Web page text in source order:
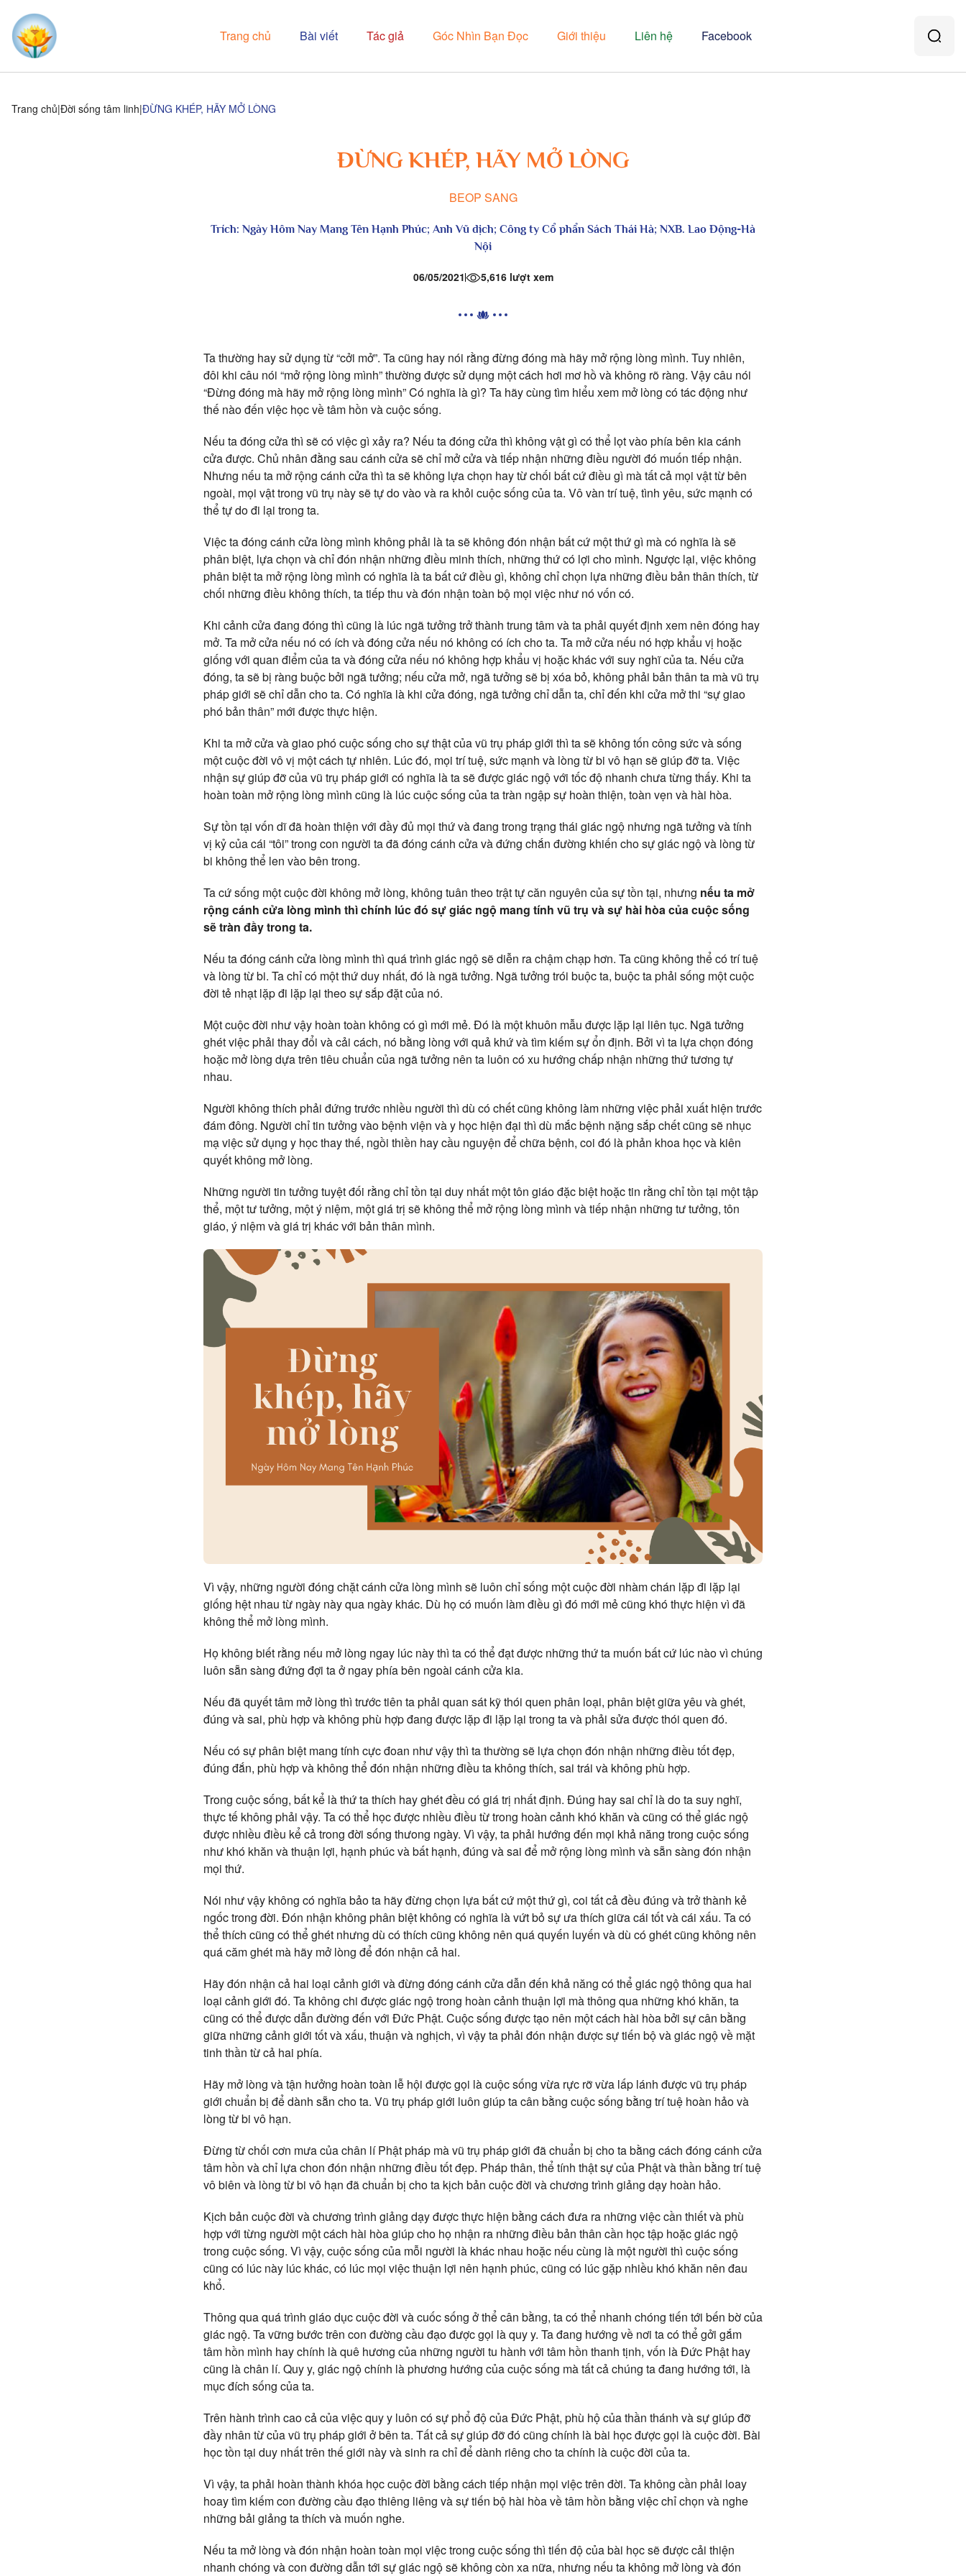
Trang chủ Bài viết Tác giả Góc Nhìn Bạn Đọc Giới thiệu Liên hệ Facebook
Trang chủ Đời sống tâm linh ĐỪNG KHÉP, HÃY MỞ LÒNG
ĐỪNG KHÉP, HÃY MỞ LÒNG
BEOP SANG
Trích: Ngày Hôm Nay Mang Tên Hạnh Phúc; Anh Vũ dịch; Công ty Cổ phẩn Sách Thái Hà; NXB. Lao Động-Hà
Nội
06/05/2021 5,616 lượt xem
Ta thường hay sử dụng từ “cởi mở”. Ta cũng hay nói rằng đừng đóng mà hãy mở rộng lòng mình. Tuy nhiên,
đôi khi câu nói “mở rộng lòng mình” thường được sử dụng một cách hơi mơ hồ và không rõ ràng. Vậy câu nói
“Đừng đóng mà hãy mở rộng lòng mình” Có nghĩa là gì? Ta hãy cùng tìm hiểu xem mở lòng có tác động như
thế nào đến việc học về tâm hồn và cuộc sống.
Nếu ta đóng cửa thì sẽ có việc gì xảy ra? Nếu ta đóng cửa thì không vật gì có thể lọt vào phía bên kia cánh
cửa được. Chủ nhân đằng sau cánh cửa sẽ chỉ mở cửa và tiếp nhận những điều người đó muốn tiếp nhận.
Nhưng nếu ta mở rộng cánh cửa thì ta sẽ không lựa chọn hay từ chối bất cứ điều gì mà tất cả mọi vật từ bên
ngoài, mọi vật trong vũ trụ này sẽ tự do vào và ra khỏi cuộc sống của ta. Vô vàn trí tuệ, tình yêu, sức mạnh có
thể tự do đi lại trong ta.
Việc ta đóng cánh cửa lòng mình không phải là ta sẽ không đón nhận bất cứ một thứ gì mà có nghĩa là sẽ
phân biệt, lựa chọn và chỉ đón nhận những điều minh thích, những thứ có lợi cho mình. Ngược lại, việc không
phân biệt ta mở rộng lòng mình có nghĩa là ta bất cứ điều gì, không chỉ chọn lựa những điều bản thân thích, từ
chối những điều không thích, ta tiếp thu và đón nhận toàn bộ mọi việc như nó vốn có.
Khi cảnh cửa đang đóng thì cũng là lúc ngã tưởng trở thành trung tâm và ta phải quyết định xem nên đóng hay
mở. Ta mở cửa nếu nó có ích và đóng cửa nếu nó không có ích cho ta. Ta mở cửa nếu nó hợp khẩu vị hoặc
giống với quan điểm của ta và đóng cửa nếu nó không hợp khẩu vị hoặc khác với suy nghĩ của ta. Nếu cửa
đóng, ta sẽ bị ràng buộc bởi ngã tưởng; nếu cửa mở, ngã tưởng sẽ bị xóa bỏ, không phải bản thân ta mà vũ trụ
pháp giới sẽ chỉ dẫn cho ta. Có nghĩa là khi cửa đóng, ngã tưởng chỉ dẫn ta, chỉ đến khi cửa mở thi “sự giao
phó bản thân” mới được thực hiện.
Khi ta mở cửa và giao phó cuộc sống cho sự thật của vũ trụ pháp giới thì ta sẽ không tốn công sức và sống
một cuộc đời vô vị một cách tự nhiên. Lúc đó, mọi trí tuệ, sức mạnh và lòng từ bi vô hạn sẽ giúp đỡ ta. Việc
nhận sự giúp đỡ của vũ trụ pháp giới có nghĩa là ta sẽ được giác ngộ với tốc độ nhanh chưa từng thấy. Khi ta
hoàn toàn mở rộng lòng mình cũng là lúc cuộc sống của ta tràn ngập sự hoàn thiện, toàn vẹn và hài hòa.
Sự tồn tại vốn dĩ đã hoàn thiện với đầy đủ mọi thứ và đang trong trạng thái giác ngộ nhưng ngã tưởng và tính
vị kỷ của cái “tôi” trong con người ta đã đóng cánh cửa và đứng chắn đường khiến cho sự giác ngộ và lòng từ
bi không thể len vào bên trong.
Ta cứ sống một cuộc đời không mở lòng, không tuân theo trật tự căn nguyên của sự tồn tại, nhưng nếu ta mở
rộng cánh cửa lòng mình thì chính lúc đó sự giác ngộ mang tính vũ trụ và sự hài hòa của cuộc sống
sẽ tràn đầy trong ta.
Nếu ta đóng cánh cửa lòng mình thì quá trình giác ngộ sẽ diễn ra chậm chạp hơn. Ta cũng không thể có trí tuệ
và lòng từ bi. Ta chỉ có một thứ duy nhất, đó là ngã tưởng. Ngã tưởng trói buộc ta, buộc ta phải sống một cuộc
đời tẻ nhạt lặp đi lặp lại theo sự sắp đặt của nó.
Một cuộc đời như vậy hoàn toàn không có gì mới mẻ. Đó là một khuôn mẫu được lặp lại liên tục. Ngã tưởng
ghét việc phải thay đổi và cải cách, nó bằng lòng với quả khứ và tìm kiếm sự ổn định. Bởi vì ta lựa chọn đóng
hoặc mở lòng dựa trên tiêu chuẩn của ngã tưởng nên ta luôn có xu hướng chấp nhận những thứ tương tự
nhau.
Người không thích phải đứng trước nhiều người thì dù có chết cũng không làm những việc phải xuất hiện trước
đám đông. Người chỉ tin tưởng vào bệnh viện và y học hiện đại thì dù mắc bệnh nặng sắp chết cũng sẽ nhục
mạ việc sử dụng y học thay thế, ngồi thiền hay cầu nguyện để chữa bệnh, coi đó là phản khoa học và kiên
quyết không mở lòng.
Những người tin tưởng tuyệt đối rằng chỉ tồn tại duy nhất một tôn giáo đặc biệt hoặc tin rằng chỉ tồn tại một tập
thể, một tư tưởng, một ý niệm, một giá trị sẽ không thể mở rộng lòng mình và tiếp nhận những tư tưởng, tôn
giáo, ý niệm và giá trị khác với bản thân mình.
Vì vậy, những người đóng chặt cánh cửa lòng mình sẽ luôn chỉ sống một cuộc đời nhàm chán lặp đi lặp lại
giống hệt nhau từ ngày này qua ngày khác. Dù họ có muốn làm điều gì đó mới mẻ cũng khó thực hiện vì đã
không thể mở lòng mình.
Họ không biết rằng nếu mở lòng ngay lúc này thì ta có thể đạt được những thứ ta muốn bất cứ lúc nào vì chúng
luôn sẵn sàng đứng đợi ta ở ngay phía bên ngoài cánh cửa kia.
Nếu đã quyết tâm mở lòng thì trước tiên ta phải quan sát kỹ thói quen phân loại, phân biệt giữa yêu và ghét,
đúng và sai, phù hợp và không phù hợp đang được lặp đi lặp lại trong ta và phải sửa được thói quen đó.
Nếu có sự phân biệt mang tính cực đoan như vậy thì ta thường sẽ lựa chọn đón nhận những điều tốt đẹp,
đúng đắn, phù hợp và không thể đón nhận những điều ta không thích, sai trái và không phù hợp.
Trong cuộc sống, bất kể là thứ ta thích hay ghét đều có giá trị nhất định. Đúng hay sai chỉ là do ta suy nghĩ,
thực tế không phải vậy. Ta có thể học được nhiều điều từ trong hoàn cảnh khó khăn và cũng có thể giác ngộ
được nhiều điều kể cả trong đời sống thưong ngày. Vì vậy, ta phải hướng đến mọi khả năng trong cuộc sống
như khó khăn và thuận lợi, hạnh phúc và bất hạnh, đúng và sai để mở rộng lòng mình và sẵn sàng đón nhận
mọi thứ.
Nói như vậy không có nghĩa bảo ta hãy đừng chọn lựa bất cứ một thứ gì, coi tất cả đều đúng và trở thành kẻ
ngốc trong đời. Đón nhận không phân biệt không có nghĩa là vứt bỏ sự ưa thích giữa cái tốt và cái xấu. Ta có
thể thích cũng có thể ghét nhưng dù có thích cũng không nên quá quyến luyến và dù có ghét cũng không nên
quá căm ghét mà hãy mở lòng để đón nhận cả hai.
Hãy đón nhận cả hai loại cảnh giới và đừng đóng cánh cửa dẫn đến khả năng có thể giác ngộ thông qua hai
loại cảnh giới đó. Ta không chi được giác ngộ trong hoàn cảnh thuận lợi mà thông qua những khó khăn, ta
cũng có thể được dẫn đường đến với Đức Phật. Cuộc sống được tạo nên một cách hài hòa bởi sự cân bằng
giữa những cảnh giới tốt và xấu, thuận và nghịch, vì vậy ta phải đón nhận được sự tiến bộ và giác ngộ về mặt
tinh thần từ cả hai phía.
Hãy mở lòng và tận hưởng hoàn toàn lễ hội được gọi là cuộc sống vừa rực rỡ vừa lấp lánh được vũ trụ pháp
giới chuẩn bị để dành sẵn cho ta. Vũ trụ pháp giới luôn giúp ta cân bằng cuộc sống bằng trí tuệ hoàn hảo và
lòng từ bi vô hạn.
Đừng từ chối cơn mưa của chân lí Phật pháp mà vũ trụ pháp giới đã chuẩn bị cho ta bằng cách đóng cánh cửa
tâm hồn và chỉ lựa chon đón nhận những điều tốt đẹp. Pháp thân, thể tính thật sự của Phật và thần bằng trí tuệ
vô biên và lòng từ bi vô hạn đã chuẩn bị cho ta kịch bản cuộc đời và chương trình giảng dạy hoàn hảo.
Kịch bản cuộc đời và chương trình giảng dạy được thực hiện bằng cách đưa ra những việc cần thiết và phù
hợp với từng người một cách hài hòa giúp cho họ nhận ra những điều bản thân cần học tập hoặc giác ngộ
trong cuộc sống. Vì vậy, cuộc sống của mỗi người là khác nhau hoặc nếu cùng là một người thì cuộc sống
cũng có lúc này lúc khác, có lúc mọi việc thuận lợi nên hạnh phúc, cũng có lúc gặp nhiều khó khăn nên đau
khổ.
Thông qua quá trình giáo dục cuộc đời và cuốc sống ở thể cân bằng, ta có thể nhanh chóng tiến tới bến bờ của
giác ngộ. Ta vững bước trên con đường cầu đạo được gọi là quy y. Ta đang hướng về nơi ta có thể gởi gắm
tâm hồn mình hay chính là quê hương của những người tu hành với tâm hồn thanh tịnh, vốn là Đức Phật hay
cũng là chân lí. Quy y, giác ngộ chính là phương hướng của cuộc sống mà tất cả chúng ta đang hướng tới, là
mục đích sống của ta.
Trên hành trình cao cả của việc quy y luôn có sự phổ độ của Đức Phật, phù hộ của thần thánh và sự giúp đỡ
đầy nhân từ của vũ trụ pháp giới ở bên ta. Tất cả sự giúp đỡ đó cũng chính là bài học được gọi là cuộc đời. Bài
học tồn tại duy nhất trên thế giới này và sinh ra chỉ để dành riêng cho ta chính là cuộc đời của ta.
Vì vậy, ta phải hoàn thành khóa học cuộc đời bằng cách tiếp nhận mọi việc trên đời. Ta không cần phải loay
hoay tìm kiếm con đường cầu đạo thiêng liêng và sự tiến bộ hài hòa về tâm hồn bằng việc chỉ chọn và nghe
những bải giảng ta thích và muốn nghe.
Nếu ta mở lòng và đón nhận hoàn toàn mọi việc trong cuộc sống thì tiến độ của bài học sẽ được cải thiện
nhanh chóng và con đường dẫn tới sự giác ngộ sẽ không còn xa nữa, nhưng nếu ta không mở lòng và đón